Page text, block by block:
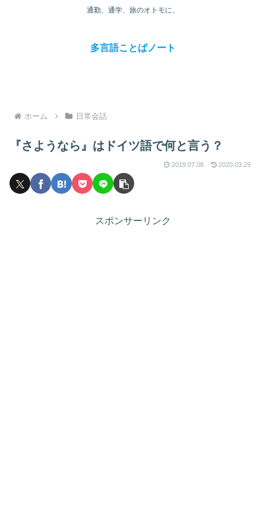
通勤、通学、旅のオトモに、
多言語ことばノート
ホーム 日常会話
『さようなら』はドイツ語で何と言う？
2019.07.08 2020.03.29
スポンサーリンク